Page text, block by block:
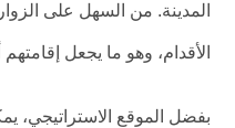
المدينة. من السهل على
الأقدام، وهو ما يجعل
بفضل الموقع الاستراتيجي،